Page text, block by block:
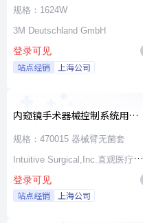
规格：1624W
3M Deutschland GmbH
登录可见
站点经销 上海公司
内窥镜手术器械控制系统用无
源器械和附件
规格：470015 器械臂无菌套
Intuitive Surgical,Inc.直观医疗公
司
登录可见
站点经销 上海公司